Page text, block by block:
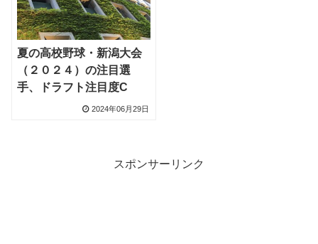
夏の高校野球・新潟大会
（２０２４）の注目選
手、ドラフト注目度C
2024年06月29日
スポンサーリンク